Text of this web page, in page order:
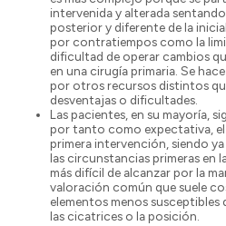
intervenida y alterada
posterior y diferente de la
por contratiempos como la
dificultad de operar cambios
en una cirugía primaria. Se
por otros recursos distintos
desventajas o dificultades.
Las pacientes, en su mayoría,
por tanto como expectativa, el
primera intervención, siendo
las circunstancias primeras en
más difícil de alcanzar por la
valoración común que suele
elementos menos
las cicatrices o la posición.